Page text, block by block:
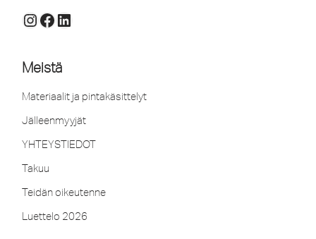
Meistä
Materiaalit ja pintakäsittelyt
Jälleenmyyjät
YHTEYSTIEDOT
Takuu
Teidän oikeutenne
Luettelo 2026